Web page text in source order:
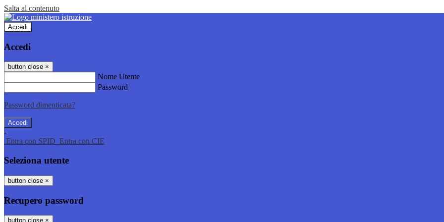
Salta al contenuto
Accedi
Accedi
button close ×
Nome Utente
Password
Password dimenticata?
-
Entra con SPID Entra con CIE
Seleziona utente
button close ×
Recupero password
button close ×